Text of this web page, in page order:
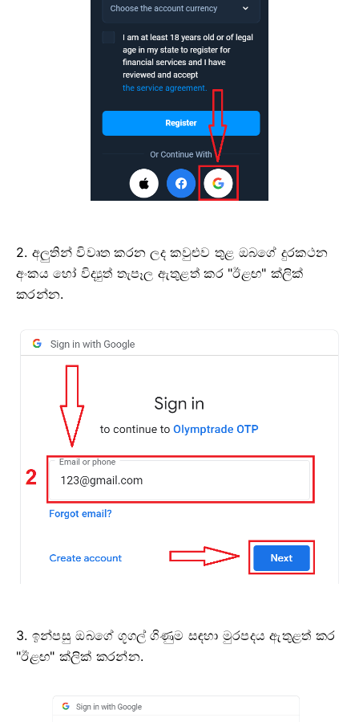
2. අලුතින් විවෘත කරන ලද කවුළුව තුළ ඔබගේ දුරකථන
අංකය හෝ විද්‍යුත් තැපෑල ඇතුළත් කර "ඊළඟ" ක්ලික්
කරන්න.
3. ඉන්පසු ඔබගේ ගූගල් ගිණුම සඳහා මුරපදය ඇතුළත් කර
"ඊළඟ" ක්ලික් කරන්න.